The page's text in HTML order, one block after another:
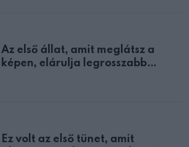
Az első állat, amit meglátsz a
képen, elárulja legrosszabb
Ez volt az első tünet, amit